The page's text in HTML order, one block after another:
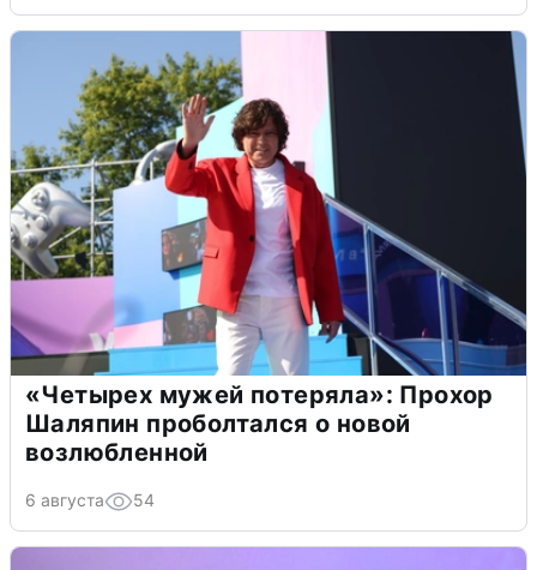
«Четырех мужей потеряла»: Прохор
Шаляпин проболтался о новой
возлюбленной
6 августа 54